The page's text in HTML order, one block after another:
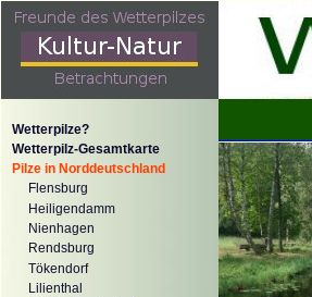
Wetterpilze?
Wetterpilz-Gesamtkarte
Pilze in Norddeutschland
Flensburg
Heiligendamm
Nienhagen
Rendsburg
Tökendorf
Lilienthal